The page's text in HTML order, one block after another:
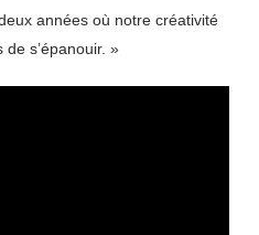
années où notre créativité
s’épanouir. »